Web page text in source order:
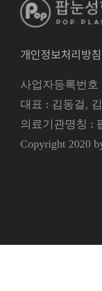
개인정보처리방침
사업자등록번호
대표 : 김동걸,
의료기관명칭 :
Copyright 2020